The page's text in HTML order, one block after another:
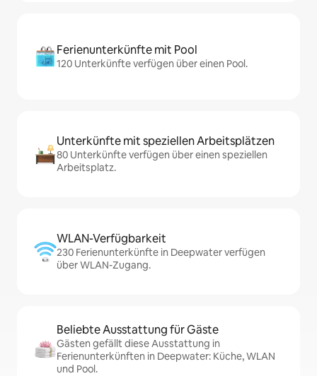
Ferienunterkünfte mit Pool
120 Unterkünfte verfügen über einen Pool.
Unterkünfte mit speziellen Arbeitsplätzen
80 Unterkünfte verfügen über einen speziellen
Arbeitsplatz.
WLAN-Verfügbarkeit
230 Ferienunterkünfte in Deepwater verfügen
über WLAN-Zugang.
Beliebte Ausstattung für Gäste
Gästen gefällt diese Ausstattung in
Ferienunterkünften in Deepwater: Küche, WLAN
und Pool.